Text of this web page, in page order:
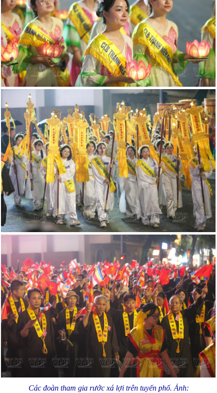
Các đoàn tham gia rước xá lợi trên tuyến phố. Ảnh: